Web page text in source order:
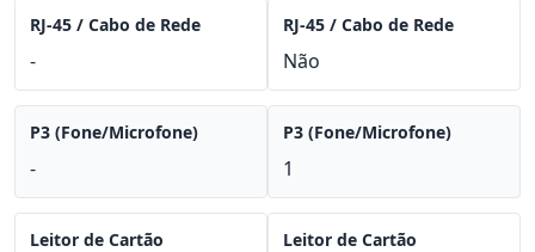
RJ-45 / Cabo de Rede
-
P3 (Fone/Microfone)
-
Leitor de Cartão
RJ-45 / Cabo de Rede
Não
P3 (Fone/Microfone)
1
Leitor de Cartão